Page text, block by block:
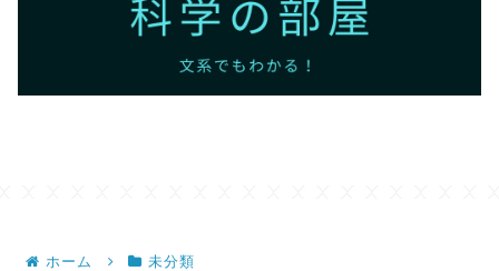
ホーム 未分類